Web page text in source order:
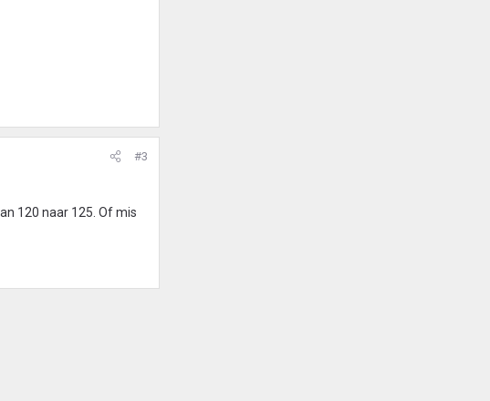
#3
120 naar 125. Of mis